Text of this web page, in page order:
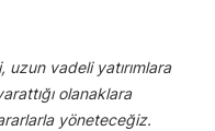
vadeli yatırımlara
olanaklara
yöneteceğiz.